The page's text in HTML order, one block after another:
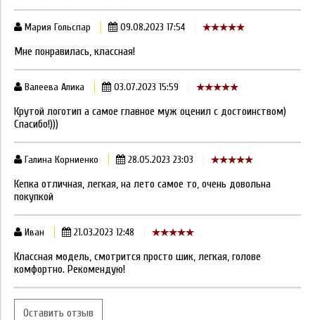
Мария Гольспар 09.08.2023 17:54
Мне понравилась, классная!
Валеева Алика 03.07.2023 15:59
Крутой логотип а самое главное муж оценил с достоинством)
Спасибо!)))
Галина Корниенко 28.05.2023 23:03
Кепка отличная, легкая, на лето самое то, очень довольна
покупкой
Иван 21.03.2023 12:48
Классная модель, смотрится просто шик, легкая, голове
комфортно. Рекомендую!
Оставить отзыв